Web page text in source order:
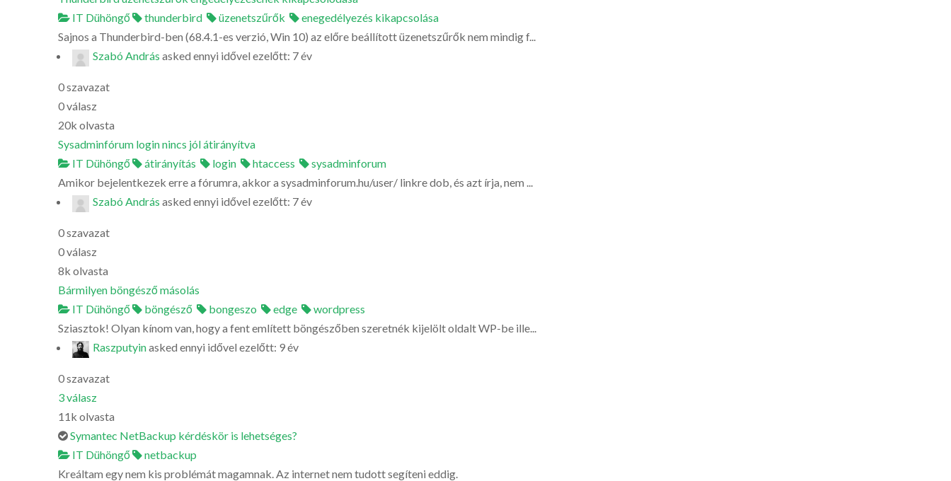
IT Dühöngő
thunderbird üzenetszűrők
enegedélyezés kikapcsolása
Sajnos a Thunderbird-ben (68.4.1-es verzió, Win 10) az előre beállított üzenetszűrők nem mindig f...
Szabó András asked ennyi idővel ezelőtt: 7 év
0szavazat
0válasz
20k olvasta
Sysadminfórum login nincs jól átirányítva
IT Dühöngő
átirányítás login htaccess
sysadminforum
Amikor bejelentkezek erre a fórumra, akkor a sysadminforum.hu/user/ linkre dob, és azt írja, nem ...
Szabó András asked ennyi idővel ezelőtt: 7 év
0szavazat
0válasz
8k olvasta
Bármilyen böngésző másolás
IT Dühöngő
böngésző bongeszo edge
wordpress
Sziasztok! Olyan kínom van, hogy a fent említett böngészőben szeretnék kijelölt oldalt WP-be ille...
Raszputyinasked ennyi idővel ezelőtt: 9 év
0szavazat
3válasz
11k olvasta
Symantec NetBackup kérdéskör is lehetséges?
IT Dühöngő
netbackup
Kreáltam egy nem kis problémát magamnak. Az internet nem tudott segíteni eddig.